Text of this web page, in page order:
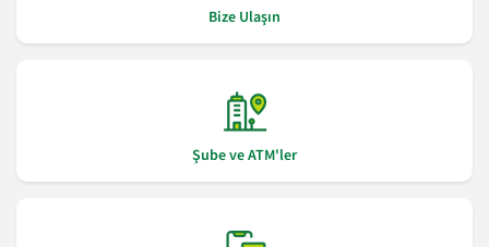
Bize Ulaşın
Şube ve ATM'ler